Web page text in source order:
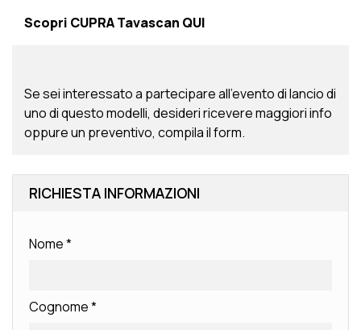
Scopri CUPRA Tavascan QUI
Se sei interessato a partecipare all’evento di lancio di
uno di questo modelli, desideri ricevere maggiori info
oppure un preventivo, compila il form.
RICHIESTA INFORMAZIONI
Nome*
Cognome*